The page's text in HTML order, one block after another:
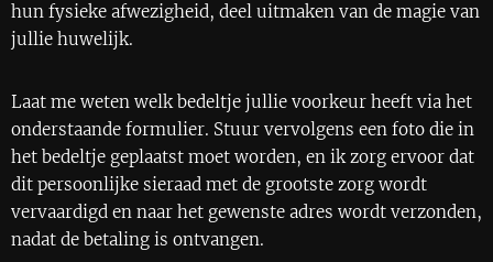
hun fysieke afwezigheid, deel uitmaken van de magie van
jullie huwelijk.
Laat me weten welk bedeltje jullie voorkeur heeft via het
onderstaande formulier. Stuur vervolgens een foto die in
het bedeltje geplaatst moet worden, en ik zorg ervoor dat
dit persoonlijke sieraad met de grootste zorg wordt
vervaardigd en naar het gewenste adres wordt verzonden,
nadat de betaling is ontvangen.